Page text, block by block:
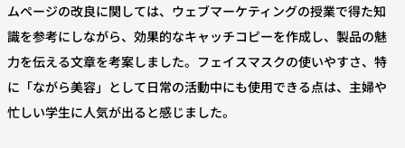
ムページの改良に関しては、ウェブマーケティングの授業で得た知
識を参考にしながら、効果的なキャッチコピーを作成し、製品の魅
力を伝える文章を考案しました。フェイスマスクの使いやすさ、特
に「ながら美容」として日常の活動中にも使用できる点は、主婦や
忙しい学生に人気が出ると感じました。